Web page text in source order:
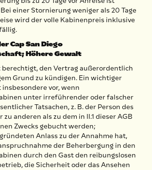
einer Stornierung weniger als 20 Tage
wird der volle Kabinenpreis inklusive
Cap San Diego
Höhere Gewalt
berechtigt, den Vertrag außerordentlich
Grund zu kündigen. Ein wichtiger
vor, wenn
unter irreführender oder falscher
Tatsachen, z. B. der Person des
zu anderen als zu dem in II.1 dieser AGB
Zwecks gebucht werden;
Anlass zu der Annahme hat,
der Beherbergung in den
durch den Gast den reibungslosen
die Sicherheit oder das Ansehen